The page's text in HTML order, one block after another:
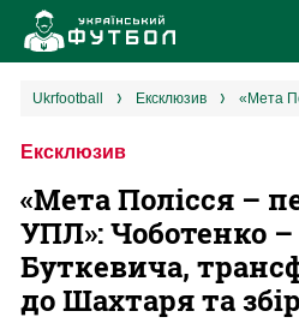
УПЛ
ukrfootball ексклюзив
Ексклюзив
«Мета Полісся –
УПЛ»: Чоботенко
Буткевича,
до Шахтаря та